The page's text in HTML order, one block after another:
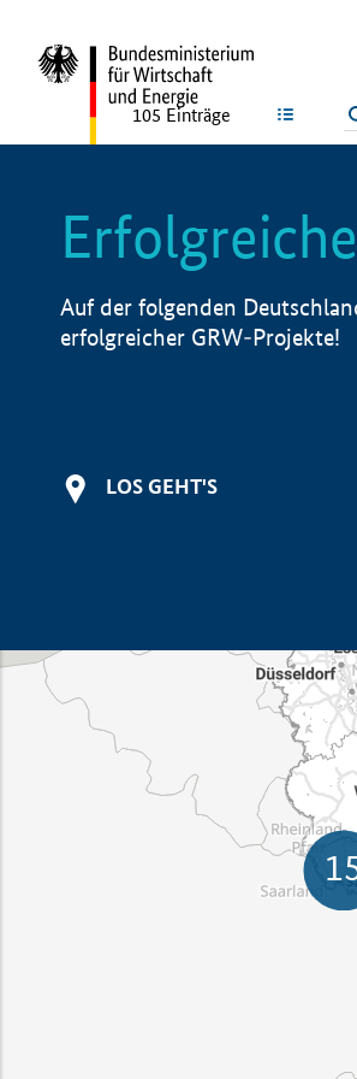
105 Einträge
Auf der folgenden
erfolgreicher GRW-Projekte!
LOS GEHT'S